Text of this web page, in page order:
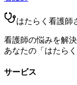
はたらく看護師
看護師の悩みを解
あなたの「はたら
サービス